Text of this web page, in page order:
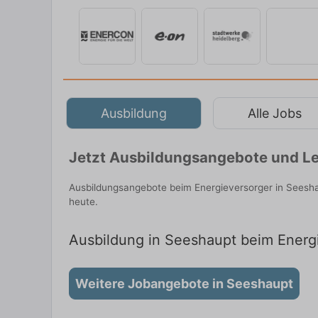
Ausbildung Alle Jobs
Jetzt Ausbildungsangebote und
Ausbildungsangebote beim Energieversorger in
heute.
Ausbildung in Seeshaupt beim
Weitere Jobangebote in Seeshaupt